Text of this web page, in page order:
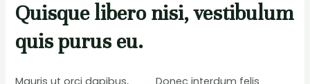
Quisque libero nisi, vestibulum
quis purus eu.
Mauris ut orci dapibus,
Donec interdum felis